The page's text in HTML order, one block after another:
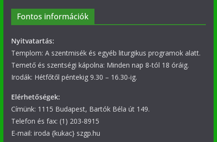
Fontos információk
Nyitvatartás:
Templom: A szentmisék és egyéb liturgikus programok alatt.
Temető és szentségi kápolna: Minden nap 8-tól 18 óráig.
Irodák: Hétfőtől péntekig 9.30 – 16.30-ig.
Elérhetőségek:
Címünk: 1115 Budapest, Bartók Béla út 149.
Telefon és fax: (1) 203-8915
E-mail: iroda {kukac} szgp.hu